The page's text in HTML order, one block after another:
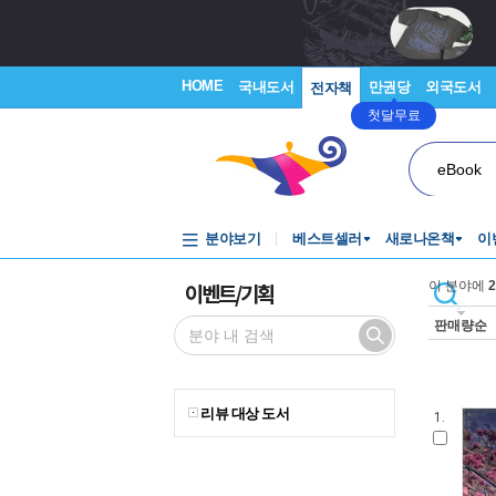
HOME 국내도서 전자책 만권당
첫달무료
외국도서
eBook
분야보기 베스트셀러 새로나온책 이
이벤트/기획
리뷰 대상 도서
이 분야에 2
판매량순
1.